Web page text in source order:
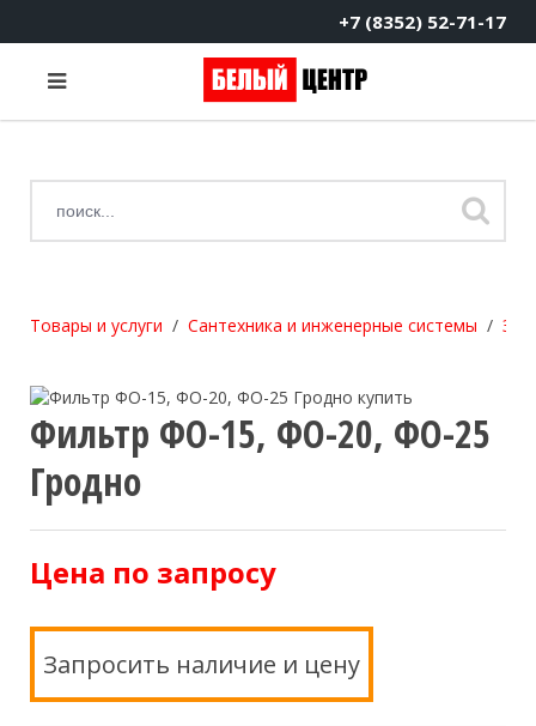
+7 (8352) 52-71-17
Товары и услуги Сантехника и инженерные системы
Фильтр ФО-15, ФО-20, ФО-25
Гродно
Цена по запросу
Запросить наличие и цену